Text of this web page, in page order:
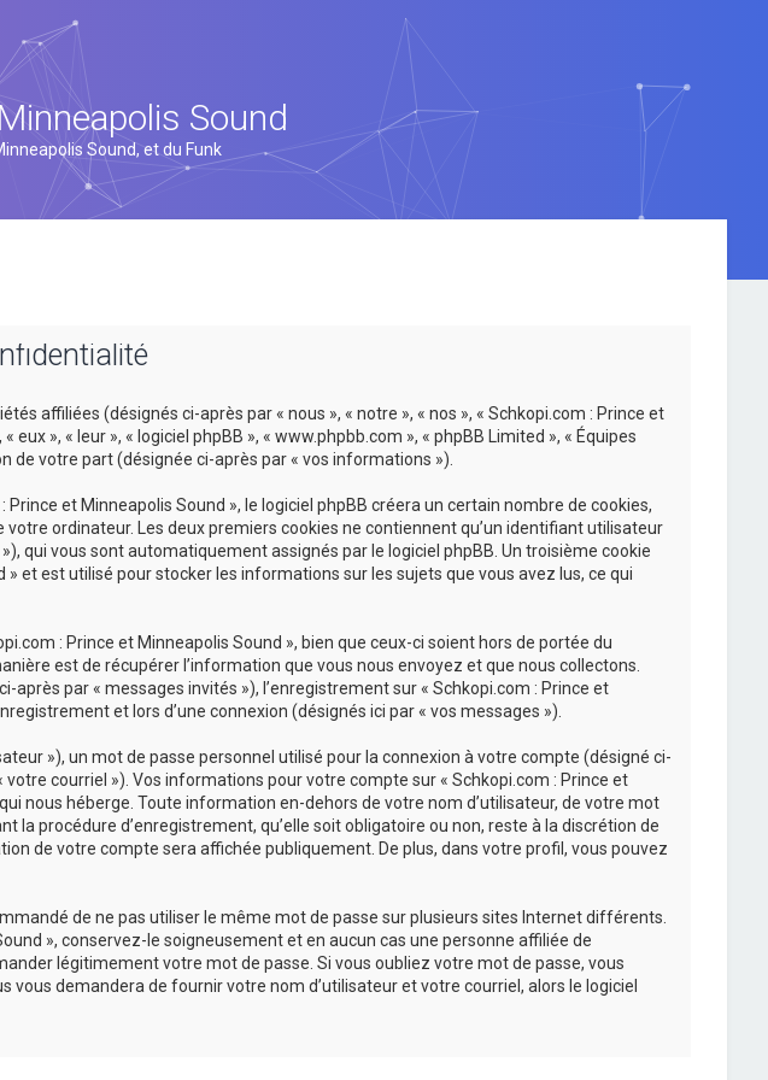
Sound
Sound, et du Funk
affiliées (désignés ci-après par « nous », « notre », « nos », « Schkopi.com : Prince et
», « leur », « logiciel phpBB », « www.phpbb.com », « phpBB Limited », « Équipes
de votre part (désignée ci-après par « vos informations »).
et Minneapolis Sound », le logiciel phpBB créera un certain nombre de cookies,
ordinateur. Les deux premiers cookies ne contiennent qu’un identifiant utilisateur
qui vous sont automatiquement assignés par le logiciel phpBB. Un troisième cookie
et est utilisé pour stocker les informations sur les sujets que vous avez lus, ce qui
: Prince et Minneapolis Sound », bien que ceux-ci soient hors de portée du
est de récupérer l’information que vous nous envoyez et que nous collectons.
par « messages invités »), l’enregistrement sur « Schkopi.com : Prince et
et lors d’une connexion (désignés ici par « vos messages »).
»), un mot de passe personnel utilisé pour la connexion à votre compte (désigné ci-
courriel »). Vos informations pour votre compte sur « Schkopi.com : Prince et
nous héberge. Toute information en-dehors de votre nom d’utilisateur, de votre mot
la procédure d’enregistrement, qu’elle soit obligatoire ou non, reste à la discrétion de
de votre compte sera affichée publiquement. De plus, dans votre profil, vous pouvez
de ne pas utiliser le même mot de passe sur plusieurs sites Internet différents.
», conservez-le soigneusement et en aucun cas une personne affiliée de
légitimement votre mot de passe. Si vous oubliez votre mot de passe, vous
demandera de fournir votre nom d’utilisateur et votre courriel, alors le logiciel